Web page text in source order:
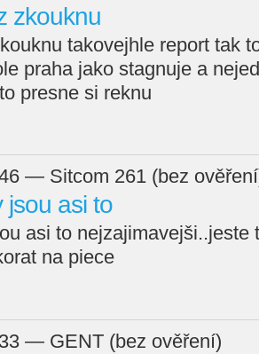
zkouknu
takovejhle report tak
praha jako stagnuje a
presne si reknu
— Sitcom 261 (bez
jsou asi to
asi to nejzajimavejši..jeste
na piece
— GENT (bez ověření)